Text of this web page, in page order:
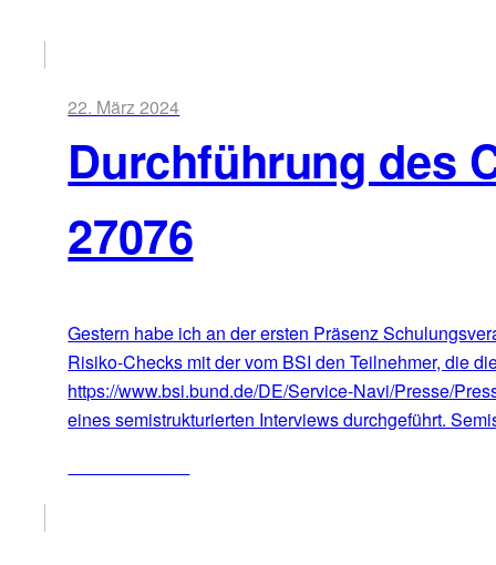
22. März 2024
Durchführung des
27076
Gestern habe ich an der ersten Präsenz
Risiko-Checks mit der vom BSI den Teilnehmer, die
https://www.bsi.bund.de/DE/Service-Navi/Presse/
eines semistrukturierten Interviews durchgeführt.